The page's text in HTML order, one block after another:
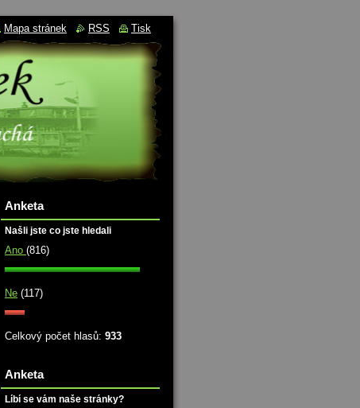
Anketa
Našli jste co jste hledali
Ano (816)
Ne (117)
Celkový počet hlasů: 933
Anketa
Líbí se vám naše stránky?
Mapa stránek RSS Tisk